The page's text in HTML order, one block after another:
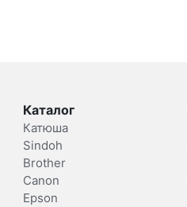
Каталог
Катюша
Sindoh
Brother
Canon
Epson